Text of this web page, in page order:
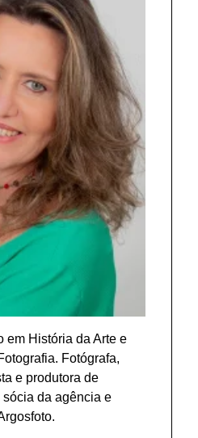
em História da Arte e
Fotógrafa,
e produtora de
da agência e